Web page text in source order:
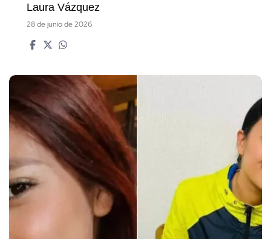
Laura Vázquez
28 de junio de 2026